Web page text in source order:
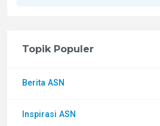
Topik Populer
Berita ASN
Inspirasi ASN